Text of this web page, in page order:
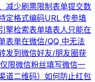
减少刷票限制表单提交数
定格式编码URL 传参填
擎检索表单填表人只能在
表单在微信/QQ 中无法
发到微信好友/朋友圈获
仅限微信粉丝填写微信一
道二维码） 如何防止红包